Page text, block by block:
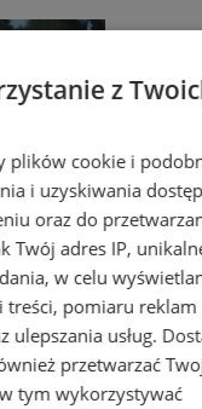
z
plików cookie i
i uzyskiwania
oraz do
Twój adres IP,
w celu
treści, pomiaru reklam
ulepszania usług.
przetwarzać
tym wykorzystywać